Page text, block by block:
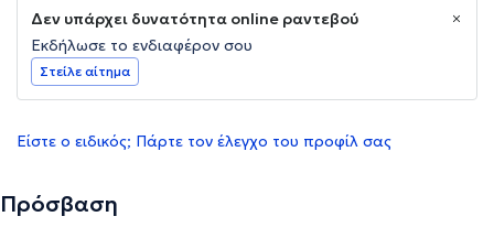
Δεν υπάρχει δυνατότητα online ραντεβού
Εκδήλωσε το ενδιαφέρον σου
Στείλε αίτημα
Είστε ο ειδικός; Πάρτε τον έλεγχο του προφίλ σας
Πρόσβαση